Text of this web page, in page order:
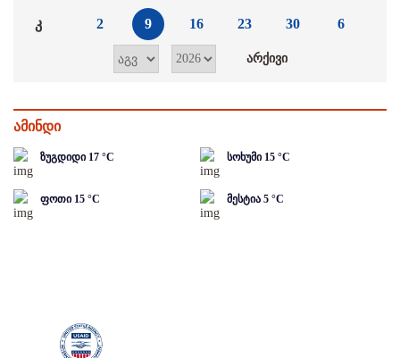
კ 2 9 16 23 30 6
ამინდი
ზუგდიდი 17 °C სოხუმი 15 °C
ფოთი 15 °C მესტია 5 °C